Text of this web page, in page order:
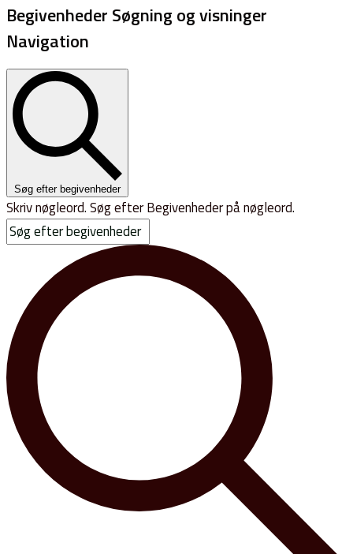
Begivenheder Søgning og visninger
Navigation
Søg efter begivenheder
Skriv nøgleord. Søg efter Begivenheder på nøgleord.